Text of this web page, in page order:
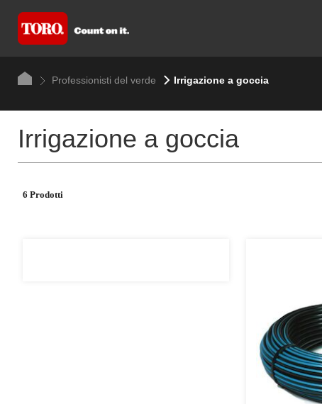
Professionisti del verde Irrigazione a goccia
Irrigazione a goccia
6 Prodotti